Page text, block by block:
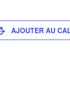
AJOUTER AU